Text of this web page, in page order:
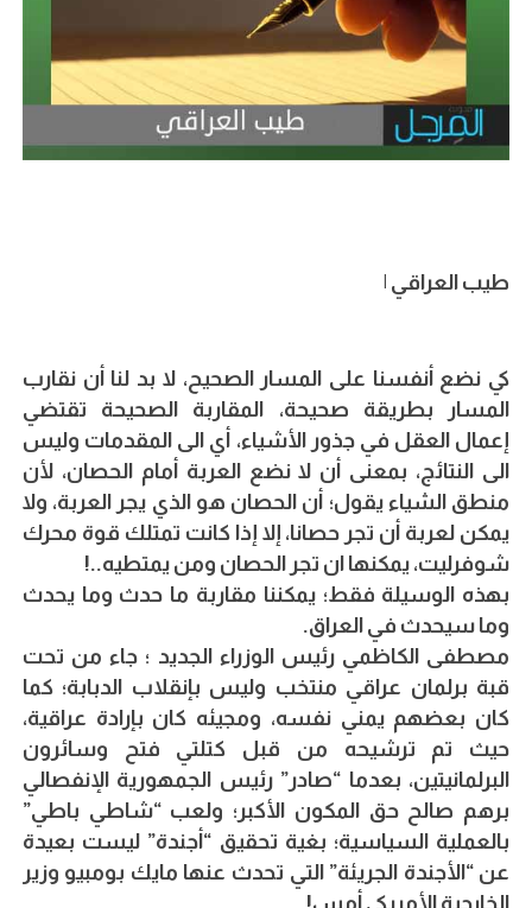
طيب العراقي |
كي نضع أنفسنا على المسار الصحيح، لا بد لنا أن نقارب
المسار بطريقة صحيحة، المقاربة الصحيحة تقتضي
إعمال العقل في جذور الأشياء، أي الى المقدمات وليس
الى النتائج، بمعنى أن لا نضع العربة أمام الحصان، لأن
منطق الشياء يقول؛ أن الحصان هو الذي يجر العربة، ولا
يمكن لعربة أن تجر حصانا، إلا إذا كانت تمتلك قوة محرك
شوفرليت، يمكنها ان تجر الحصان ومن يمتطيه..!
بهذه الوسيلة فقط؛ يمكننا مقاربة ما حدث وما يحدث
وما سيحدث في العراق.
مصطفى الكاظمي رئيس الوزراء الجديد ؛ جاء من تحت
قبة برلمان عراقي منتخب وليس بإنقلاب الدبابة؛ كما
كان بعضهم يمني نفسه، ومجيئه كان بإرادة عراقية،
حيث تم ترشيحه من قبل كتلتي فتح وسائرون
البرلمانيتين، بعدما “صادر” رئيس الجمهورية الإنفصالي
برهم صالح حق المكون الأكبر؛ ولعب “شاطي باطي”
بالعملية السياسية؛ بغية تحقيق “أجندة” ليست بعيدة
عن “الأجندة الجريئة” التي تحدث عنها مايك بومبيو وزير
الخارجية الأمريكي أمس!